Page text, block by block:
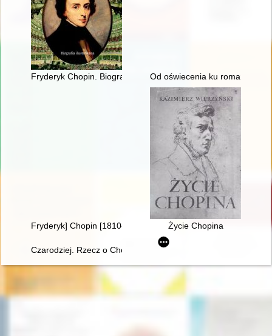
Fryderyk Chopin. Biografia ilustrowanaOd oświecenia ku
Fryderyk] Chopin [1810-1849]. Człowiek, dzieło, rezonans
Życie Chopina
Czarodziej. Rzecz o Chopinie [1810-1849]